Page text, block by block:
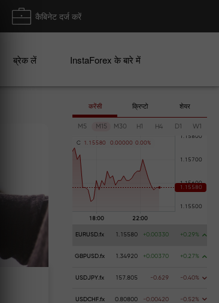
कैबिनेट दर्ज करें
ब्रेक लें InstaForex के बारे में
करेंसी क्रिप्टो शेयर
M5 M15 M30 H1 H4 D1 W1
C 1 . 1 5580 0 .00000 0 .00%
EURUSD.fx 1.15580 +0.00330 +0.29%
GBPUSD.fx 1.34920 +0.00370 +0.27%
USDJPY.fx 157.805 -0.629 -0.40%
USDCHF.fx 0.80800 -0.00420 -0.52%